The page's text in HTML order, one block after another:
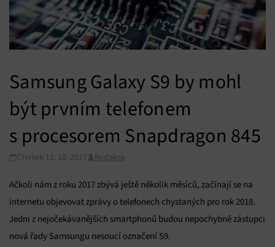
Samsung Galaxy S9 by mohl
být prvním telefonem
s procesorem Snapdragon 845
Čtvrtek 12. 10. 2017 Redakce
Ačkoli nám z roku 2017 zbývá ještě několik měsíců, začínají se na
internetu objevovat zprávy o telefonech chystaných pro rok 2018.
Jedni z nejočekávanějších smartphonů budou nepochybně zástupci
nová řady Samsungu nesoucí označení S9.